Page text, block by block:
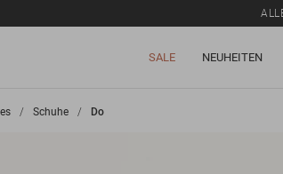
SALE NEUHEITEN
>
Schuhe >
Do